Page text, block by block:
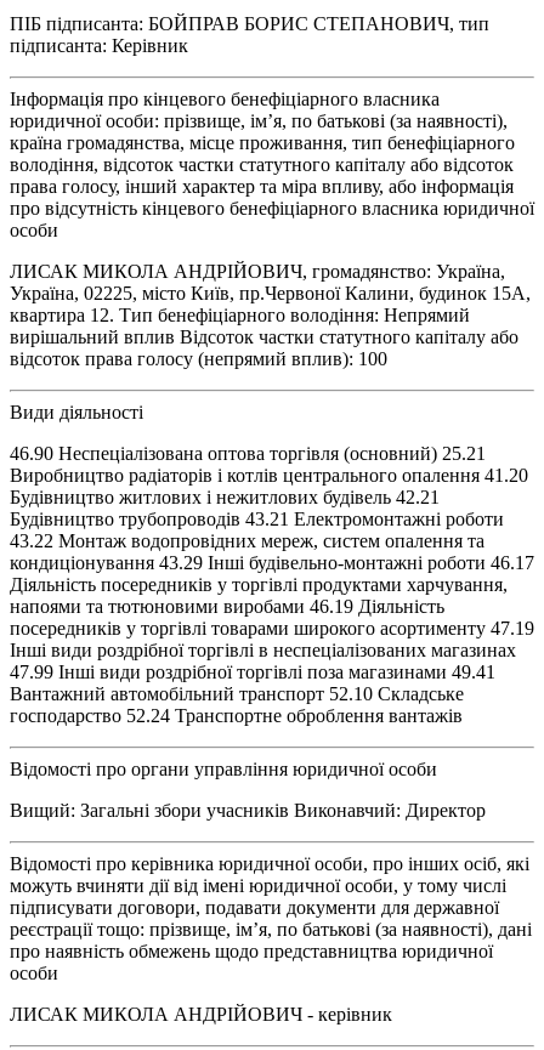
ПІБ підписанта: БОЙПРАВ БОРИС СТЕПАНОВИЧ, тип
підписанта: Керівник
Інформація про кінцевого бенефіціарного власника
юридичної особи: прізвище, ім’я, по батькові (за наявності),
країна громадянства, місце проживання, тип бенефіціарного
володіння, відсоток частки статутного капіталу або відсоток
права голосу, інший характер та міра впливу, або інформація
про відсутність кінцевого бенефіціарного власника юридичної
особи
ЛИСАК МИКОЛА АНДРІЙОВИЧ, громадянство: Україна,
Україна, 02225, місто Київ, пр.Червоної Калини, будинок 15А,
квартира 12. Тип бенефіціарного володіння: Непрямий
вирішальний вплив Відсоток частки статутного капіталу або
відсоток права голосу (непрямий вплив): 100
Види діяльності
46.90 Неспеціалізована оптова торгівля (основний) 25.21
Виробництво радіаторів і котлів центрального опалення 41.20
Будівництво житлових і нежитлових будівель 42.21
Будівництво трубопроводів 43.21 Електромонтажні роботи
43.22 Монтаж водопровідних мереж, систем опалення та
кондиціонування 43.29 Інші будівельно-монтажні роботи 46.17
Діяльність посередників у торгівлі продуктами харчування,
напоями та тютюновими виробами 46.19 Діяльність
посередників у торгівлі товарами широкого асортименту 47.19
Інші види роздрібної торгівлі в неспеціалізованих магазинах
47.99 Інші види роздрібної торгівлі поза магазинами 49.41
Вантажний автомобільний транспорт 52.10 Складське
господарство 52.24 Транспортне оброблення вантажів
Відомості про органи управління юридичної особи
Вищий: Загальні збори учасників Виконавчий: Директор
Відомості про керівника юридичної особи, про інших осіб, які
можуть вчиняти дії від імені юридичної особи, у тому числі
підписувати договори, подавати документи для державної
реєстрації тощо: прізвище, ім’я, по батькові (за наявності), дані
про наявність обмежень щодо представництва юридичної
особи
ЛИСАК МИКОЛА АНДРІЙОВИЧ - керівник